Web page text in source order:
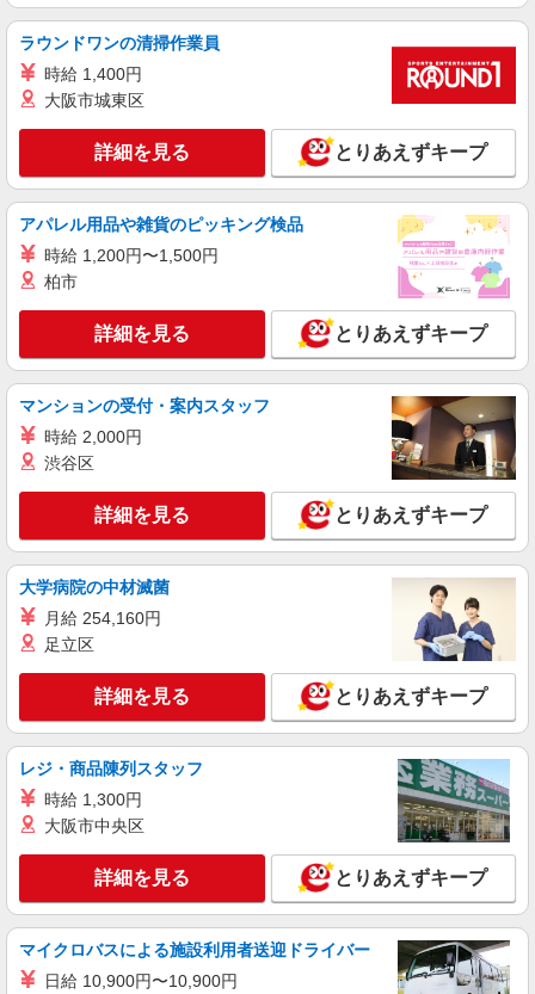
埼玉県志木市
キープ 詳細を見る
株式会社トラストグロース 新宿本社 第3営業部
介護付き有料老人ホームでの看護師
時給：准看護師2100円/看護師2150円 ※資格や
経験により異なる
埼玉県志木市
詳細を見る
派遣社員
株式会社kotrio /●SI-H-2101966
【職場環境◎】よすぎて全私が泣いた≫看護助
時給1600円〜2250円 ＜日払い有/週払い有/交
志木市
キープ 詳細を見る
アルバイト パート 派遣社員
日研トータルソーシング株式会社 メディカルケア事業部/大宮オフィ
看護助手（ナースエイド）
時給1,250円 ★週払いOK（規定あり） ※給与
幅は経験・能力による
埼玉県志木市 【最寄駅】柳瀬川駅
キープ 詳細を見る
SOMPOヘルスサポート株式会社 全支援対応コース
保健師・管理栄養士 特定保健指導
報酬：出来高制 報酬額（消費税抜き）： ・事
業所一括面談(対面) 1日：10,000円〜14,716円 ・
ラウンドワンの清掃作業員
時給 1,400円
大阪市城東区
詳細を見る とりあえずキープ
アパレル用品や雑貨のピッキング検品
時給 1,200円〜1,500円
柏市
詳細を見る とりあえずキープ
マンションの受付・案内スタッフ
時給 2,000円
渋谷区
詳細を見る とりあえずキープ
大学病院の中材滅菌
月給 254,160円
足立区
詳細を見る とりあえずキープ
レジ・商品陳列スタッフ
時給 1,300円
大阪市中央区
詳細を見る とりあえずキープ
マイクロバスによる施設利用者送迎ドライバー
日給 10,900円〜10,900円